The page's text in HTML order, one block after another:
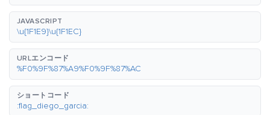
JAVASCRIPT
\u{1F1E9}\u{1F1EC}
URLエンコード
%F0%9F%87%A9%F0%9F%87%AC
ショートコード
:flag_diego_garcia: